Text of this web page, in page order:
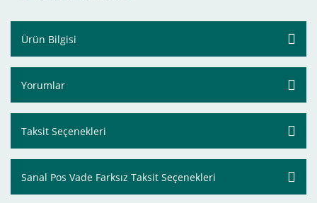
Ürün Bilgisi
Yorumlar
Taksit Seçenekleri
Sanal Pos Vade Farksız Taksit Seçenekleri